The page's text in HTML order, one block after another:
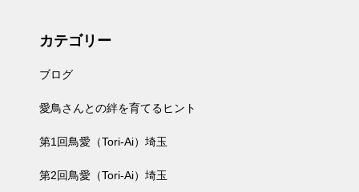
カテゴリー
ブログ
愛鳥さんとの絆を育てるヒント
第1回鳥愛（Tori-Ai）埼玉
第2回鳥愛（Tori-Ai）埼玉